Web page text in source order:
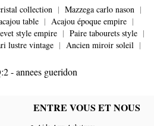
collection | Mazzega carlo nason |
table | Acajou époque empire |
style empire | Paire tabourets style |
lustre vintage | Ancien miroir soleil |
- annees gueridon
ENTRE VOUS ET NOUS